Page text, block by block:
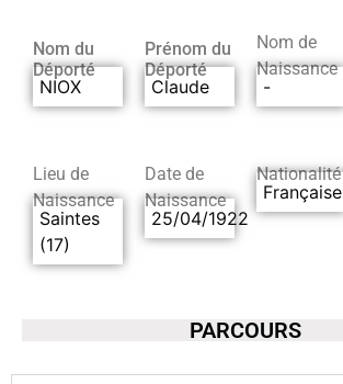
Nom du
Déporté
NIOX
Prénom du
Déporté
Claude
Nom de
Naissance
-
Lieu de
Naissance
Saintes
(17)
Date de
Naissance
25/04/1922
Nationalité
Française
PARCOURS